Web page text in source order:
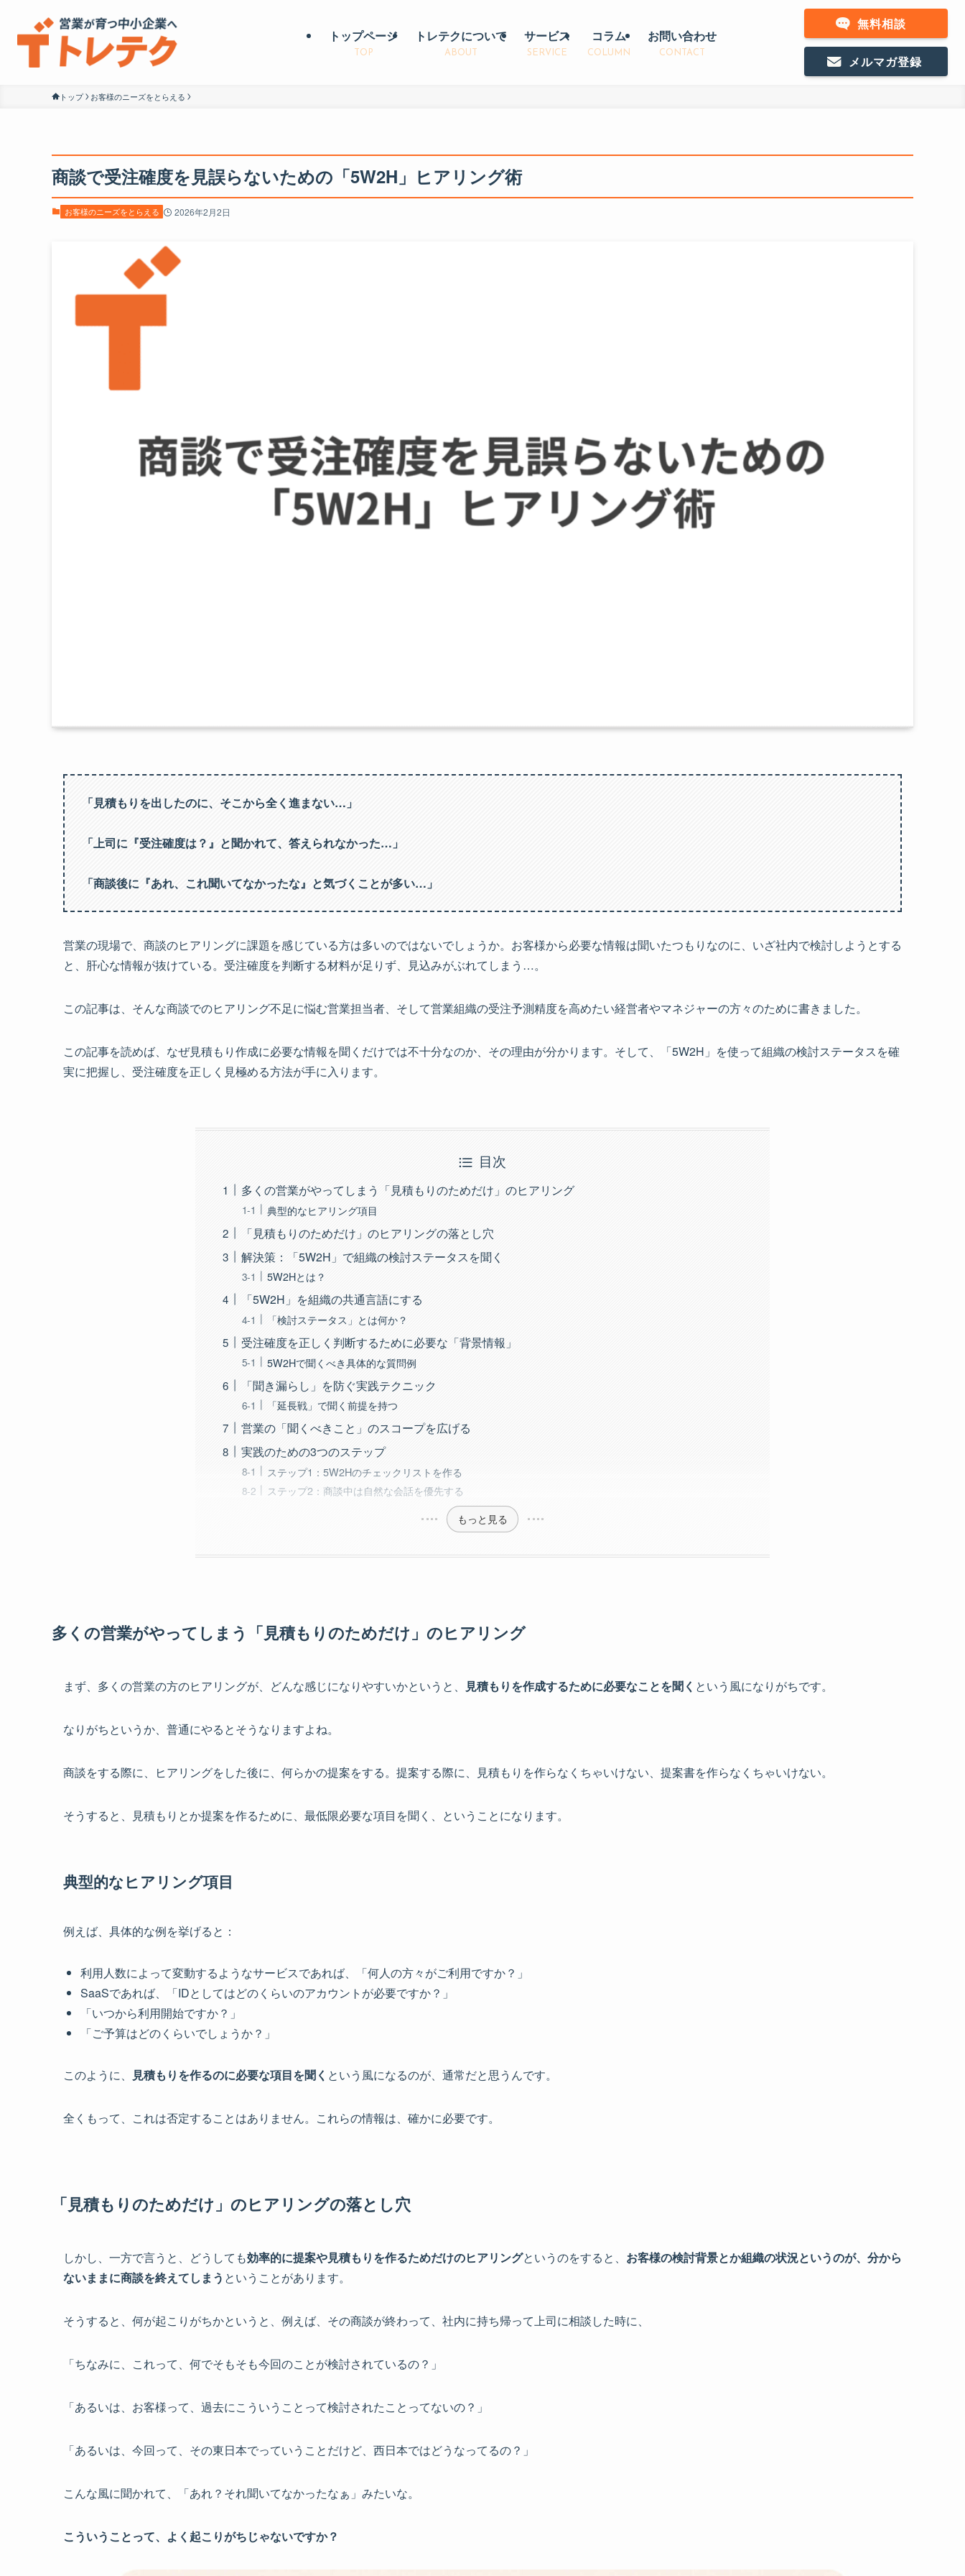
トップページ
TOP
トレテクについて
ABOUT
サービス
SERVICE
コラム
COLUMN
お問い合わせ
CONTACT
無料相談
メルマガ登録
トップ お客様のニーズをとらえる
商談で受注確度を見誤らないための「5W2H」ヒアリング術
お客様のニーズをとらえる 2026年2月2日
「見積もりを出したのに、そこから全く進まない…」
「上司に『受注確度は？』と聞かれて、答えられなかった…」
「商談後に『あれ、これ聞いてなかったな』と気づくことが多い…」
営業の現場で、商談のヒアリングに課題を感じている方は多いのではないでしょうか。お客様から必要な情報は聞いたつもりなのに、いざ社内で検討しようとする
と、肝心な情報が抜けている。受注確度を判断する材料が足りず、見込みがぶれてしまう…。
この記事は、そんな商談でのヒアリング不足に悩む営業担当者、そして営業組織の受注予測精度を高めたい経営者やマネジャーの方々のために書きました。
この記事を読めば、なぜ見積もり作成に必要な情報を聞くだけでは不十分なのか、その理由が分かります。そして、「5W2H」を使って組織の検討ステータスを確
実に把握し、受注確度を正しく見極める方法が手に入ります。
目次
多くの営業がやってしまう「見積もりのためだけ」のヒアリング
典型的なヒアリング項目
「見積もりのためだけ」のヒアリングの落とし穴
解決策：「5W2H」で組織の検討ステータスを聞く
5W2Hとは？
「5W2H」を組織の共通言語にする
「検討ステータス」とは何か？
受注確度を正しく判断するために必要な「背景情報」
5W2Hで聞くべき具体的な質問例
「聞き漏らし」を防ぐ実践テクニック
「延長戦」で聞く前提を持つ
営業の「聞くべきこと」のスコープを広げる
実践のための3つのステップ
ステップ1：5W2Hのチェックリストを作る
ステップ2：商談中は自然な会話を優先する
もっと見る
多くの営業がやってしまう「見積もりのためだけ」のヒアリング
まず、多くの営業の方のヒアリングが、どんな感じになりやすいかというと、 見積もりを作成するために必要なことを聞く という風になりがちです。
なりがちというか、普通にやるとそうなりますよね。
商談をする際に、ヒアリングをした後に、何らかの提案をする。提案する際に、見積もりを作らなくちゃいけない、提案書を作らなくちゃいけない。
そうすると、見積もりとか提案を作るために、最低限必要な項目を聞く、ということになります。
典型的なヒアリング項目
例えば、具体的な例を挙げると：
利用人数によって変動するようなサービスであれば、「何人の方々がご利用ですか？」
SaaSであれば、「IDとしてはどのくらいのアカウントが必要ですか？」
「いつから利用開始ですか？」
「ご予算はどのくらいでしょうか？」
このように、 見積もりを作るのに必要な項目を聞く という風になるのが、通常だと思うんです。
全くもって、これは否定することはありません。これらの情報は、確かに必要です。
「見積もりのためだけ」のヒアリングの落とし穴
しかし、一方で言うと、どうしても効率的に提案や見積もりを作るためだけのヒアリングというのをすると、 お客様の検討背景とか組織の状況というのが、分から
ないままに商談を終えてしまう ということがあります。
そうすると、何が起こりがちかというと、例えば、その商談が終わって、社内に持ち帰って上司に相談した時に、
「ちなみに、これって、何でそもそも今回のことが検討されているの？」
「あるいは、お客様って、過去にこういうことって検討されたことってないの？」
「あるいは、今回って、その東日本でっていうことだけど、西日本ではどうなってるの？」
こんな風に聞かれて、「あれ？それ聞いてなかったなぁ」みたいな。
こういうことって、よく起こりがちじゃないですか？